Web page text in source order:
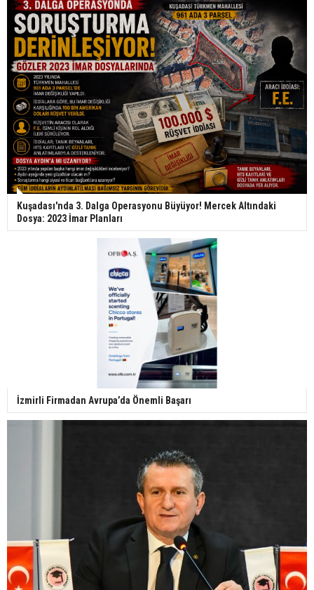
Kuşadası'nda 3. Dalga Operasyonu Büyüyor! Mercek Altındaki
Dosya: 2023 İmar Planları
İzmirli Firmadan Avrupa’da Önemli Başarı